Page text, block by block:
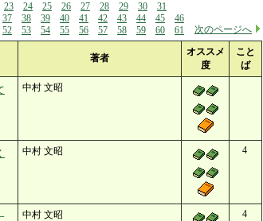
23 24 25 26 27 28 29 30
31
37 38 39 40 41 42 43 44 45
46
52 53 54 55 56 57 58 59 60 61 次のページへ
著者
オススメ
度
こと
ば
中村 文昭
中村 文昭 4
中村 文昭 4